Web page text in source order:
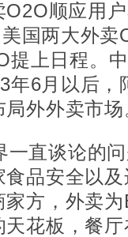
顺应用
国两大外
提上日程。
年6月以后，
局外外卖市场
一直谈论的
品安全以
方，外卖
花板，餐